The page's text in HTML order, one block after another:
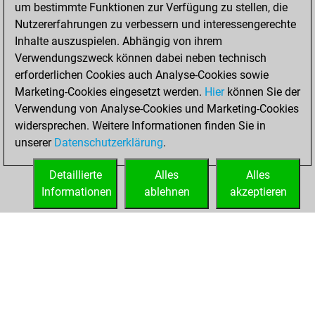
You achieved a
BeautyScore of 30
You achieved a
new Elo of 1621
Montag, April 13,
2026
You created
your Fritz account
um bestimmte Funktionen zur Verfügung zu stellen, die
Nutzererfahrungen zu verbessern und interessengerechte
Inhalte auszuspielen. Abhängig von ihrem
Verwendungszweck können dabei neben technisch
erforderlichen Cookies auch Analyse-Cookies sowie
Marketing-Cookies eingesetzt werden. Hierkönnen Sie der
Verwendung von Analyse-Cookies und Marketing-Cookies
widersprechen. Weitere Informationen finden Sie in
unserer Datenschutzerklärung.
Alles
akzeptieren
Alles
ablehnen
Detaillierte
Informationen